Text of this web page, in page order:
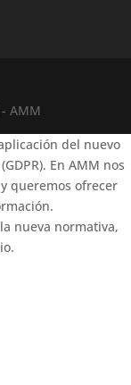
AMM
del nuevo
En AMM nos
queremos ofrecer
nueva normativa,